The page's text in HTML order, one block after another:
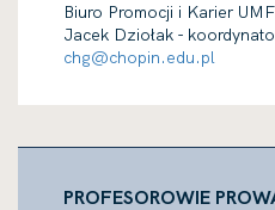
Biuro Promocji i Karier
Jacek Dziołak -
chg@chopin.edu.pl
PROFESOROWIE